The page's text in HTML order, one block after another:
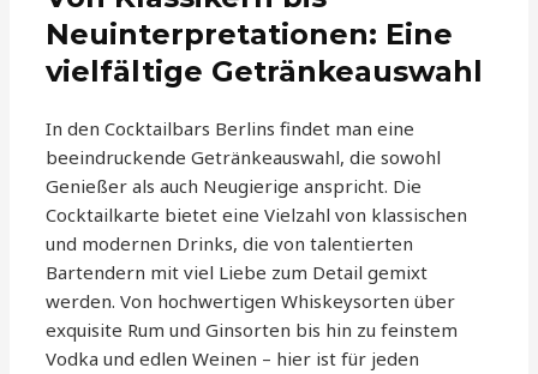
Neuinterpretationen: Eine
vielfältige Getränkeauswahl
In den Cocktailbars Berlins findet man eine
beeindruckende Getränkeauswahl, die sowohl
Genießer als auch Neugierige anspricht. Die
Cocktailkarte bietet eine Vielzahl von klassischen
und modernen Drinks, die von talentierten
Bartendern mit viel Liebe zum Detail gemixt
werden. Von hochwertigen Whiskeysorten über
exquisite Rum und Ginsorten bis hin zu feinstem
Vodka und edlen Weinen – hier ist für jeden